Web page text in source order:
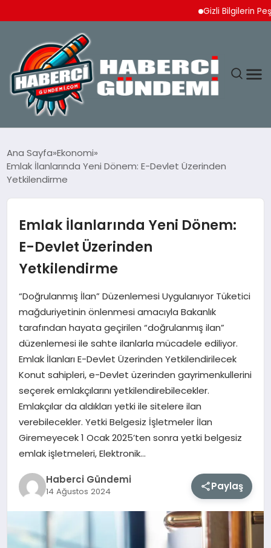
Gizli Bilgilerin
YAŞAM
DÜNYA
MAGAZIN
EĞITIM
SAĞLIK
TEKNOLOJI
Ana Sayfa Ekonomi
Emlak İlanlarında Yeni Dönem: E-Devlet Üzerinden
Yetkilendirme
Emlak İlanlarında Yeni Dönem:
E-Devlet Üzerinden
Yetkilendirme
“Doğrulanmış İlan” Düzenlemesi Uygulanıyor Tüketici
mağduriyetinin önlenmesi amacıyla Bakanlık
tarafından hayata geçirilen “doğrulanmış ilan”
düzenlemesi ile sahte ilanlarla mücadele ediliyor.
Emlak İlanları E-Devlet Üzerinden Yetkilendirilecek
Konut sahipleri, e-Devlet üzerinden gayrimenkullerini
seçerek emlakçılarını yetkilendirebilecekler.
Emlakçılar da aldıkları yetki ile sitelere ilan
verebilecekler. Yetki Belgesiz İşletmeler İlan
Giremeyecek 1 Ocak 2025’ten sonra yetki belgesiz
emlak işletmeleri, Elektronik…
Haberci Gündemi
14 Ağustos 2024 Paylaş